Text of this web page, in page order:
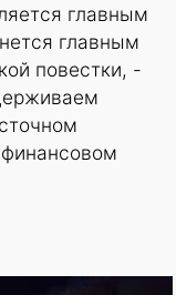
главным
главным
повестки, -